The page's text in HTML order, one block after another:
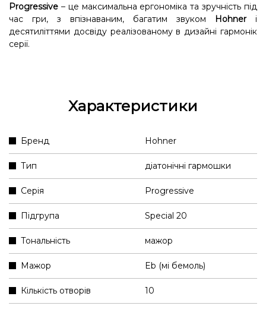
Progressive – це максимальна ергономіка та зручність під
час гри, з впізнаваним, багатим звуком
Hohner і
десятиліттями досвіду реалізованому в дизайні гармонік
серії.
Характеристики
Бренд Hohner
Тип діатонічні гармошки
Серія Progressive
Підгрупа Special 20
Тональність мажор
Мажор Eb (мі бемоль)
Кількість отворів 10